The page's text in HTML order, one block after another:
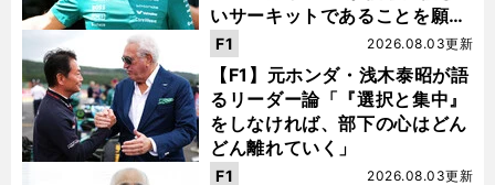
いサーキットであることを願
う」
【F1】元ホンダ・浅木泰昭が語
るリーダー論「『選択と集中』
をしなければ、部下の心はどん
どん離れていく」
2026.08.03更新
F1
2026.08.03更新
F1